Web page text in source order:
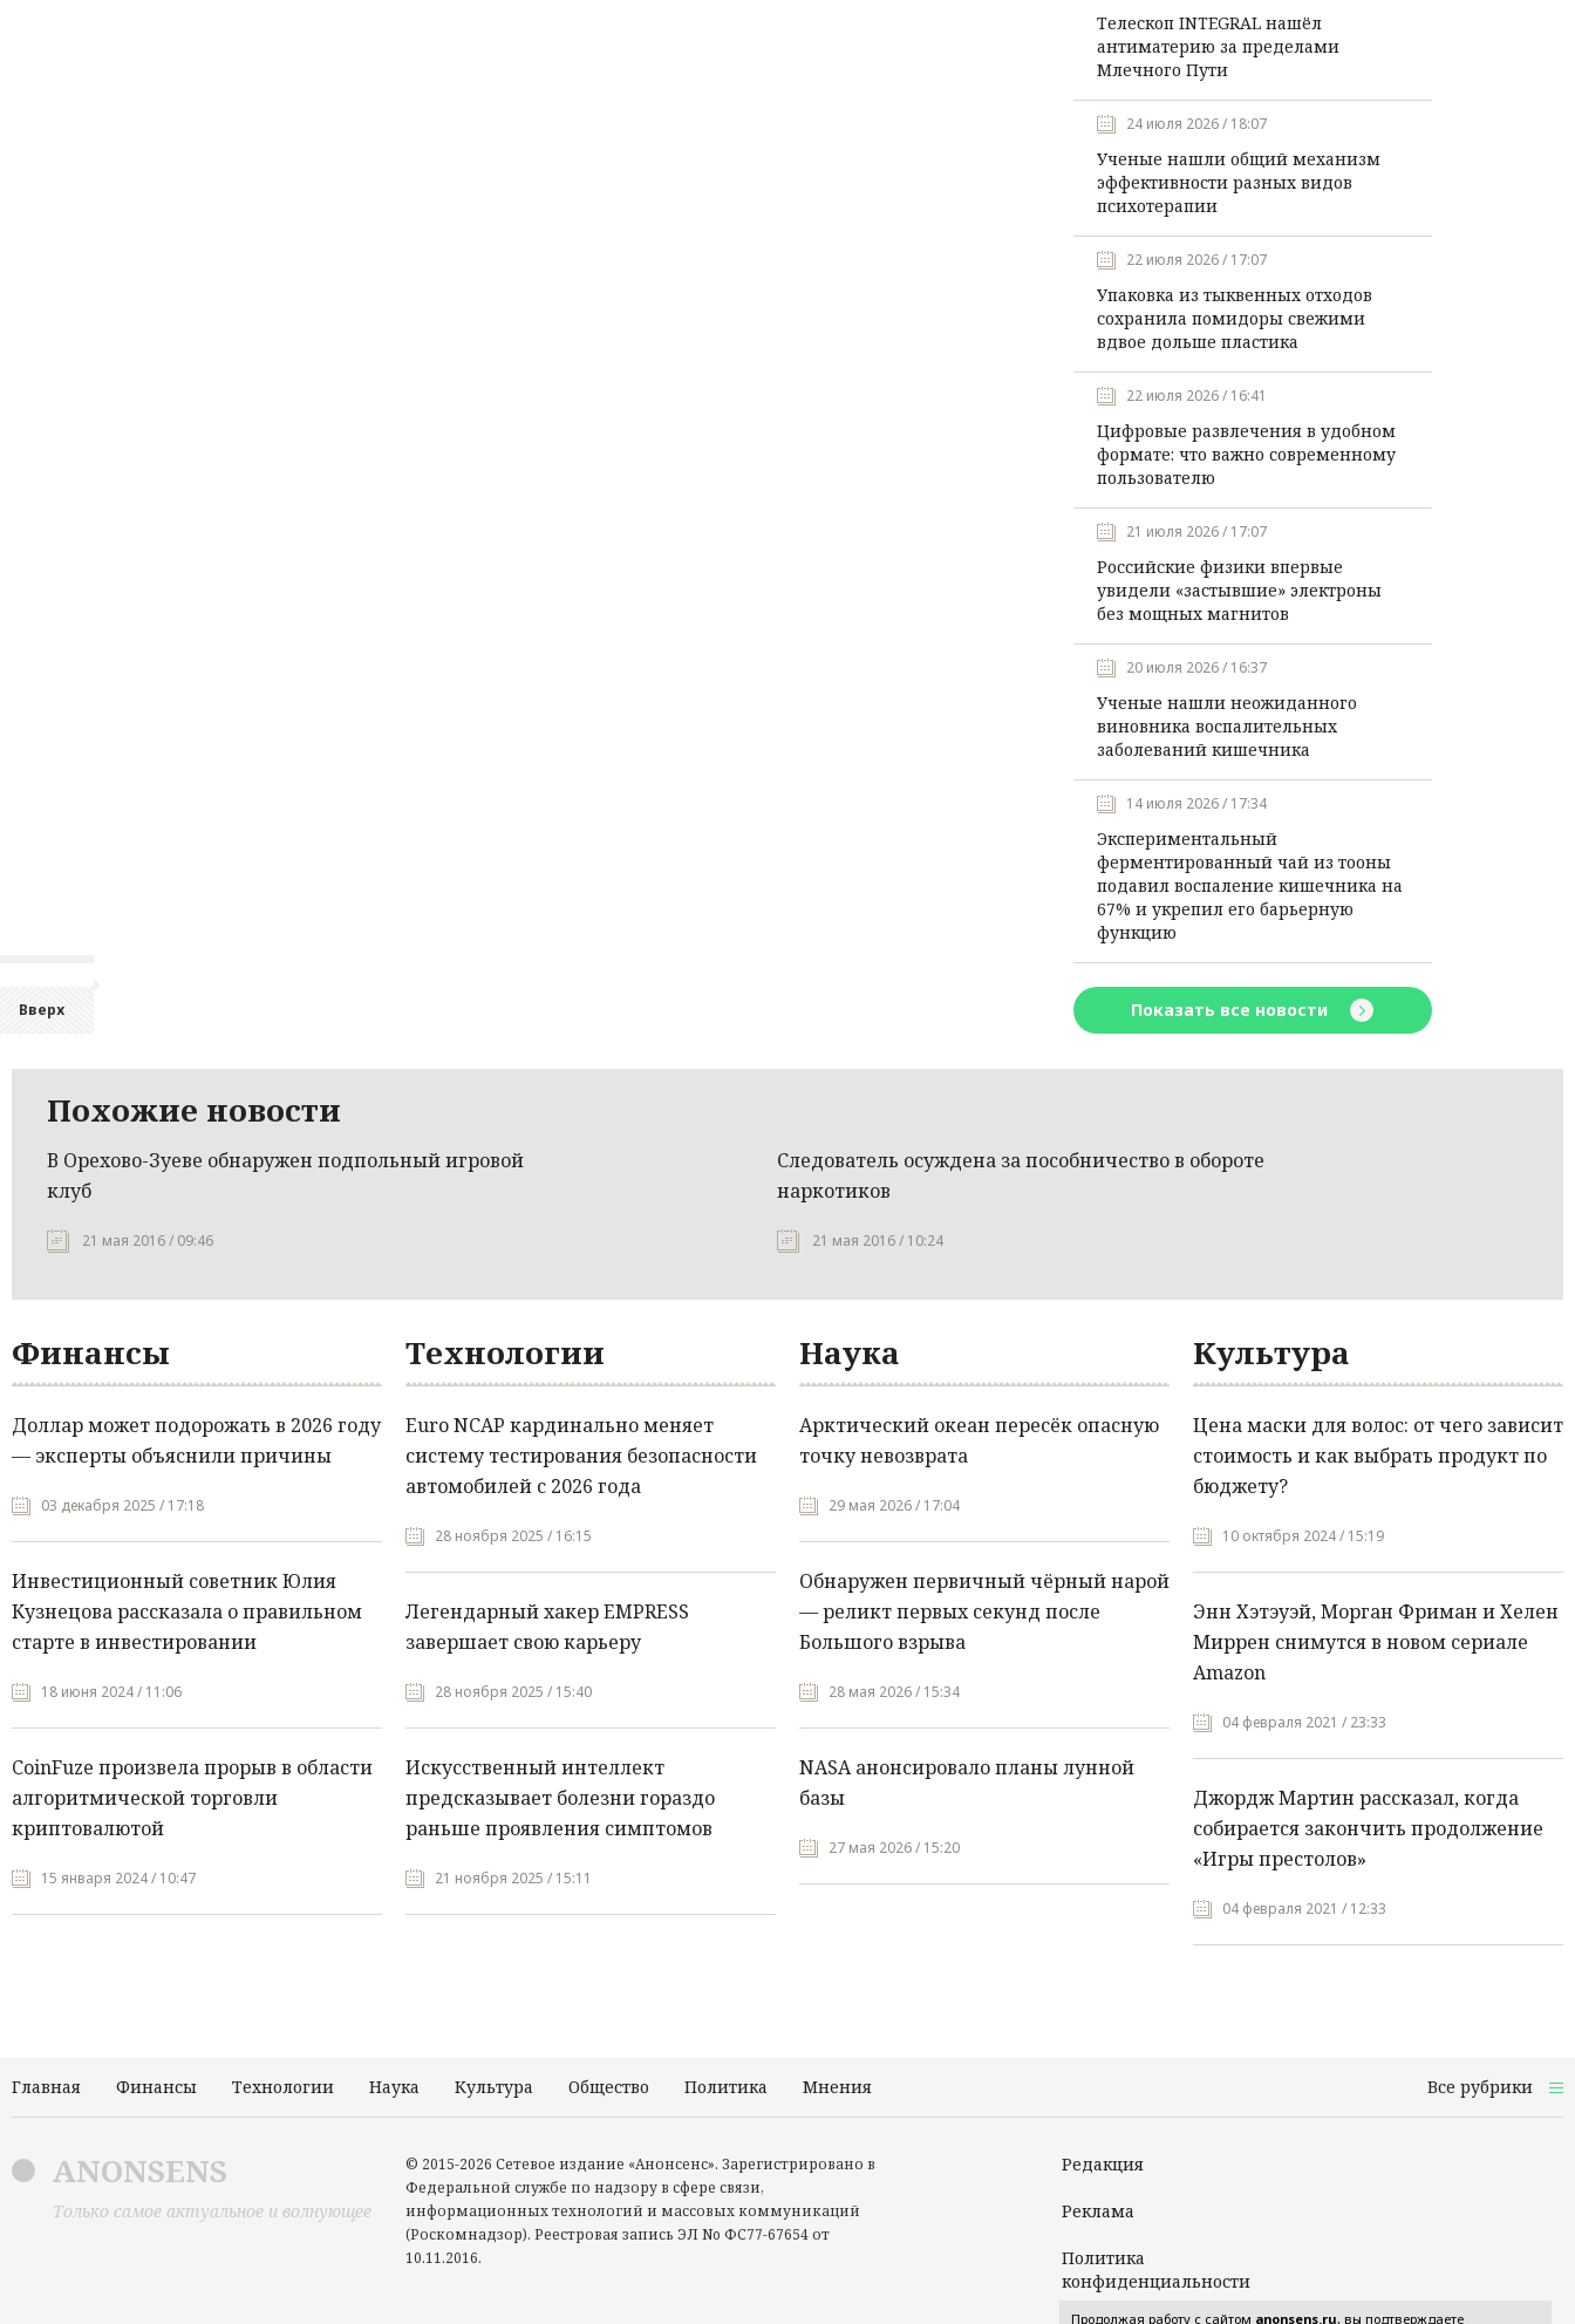
Вверх
Телескоп INTEGRAL нашёл
антиматерию за пределами
Млечного Пути
24 июля 2026 / 18:07
Ученые нашли общий механизм
эффективности разных видов
психотерапии
22 июля 2026 / 17:07
Упаковка из тыквенных отходов
сохранила помидоры свежими
вдвое дольше пластика
22 июля 2026 / 16:41
Цифровые развлечения в удобном
формате: что важно современному
пользователю
21 июля 2026 / 17:07
Российские физики впервые
увидели «застывшие» электроны
без мощных магнитов
20 июля 2026 / 16:37
Ученые нашли неожиданного
виновника воспалительных
заболеваний кишечника
14 июля 2026 / 17:34
Экспериментальный
ферментированный чай из тооны
подавил воспаление кишечника на
67% и укрепил его барьерную
функцию
Показать все новости
Похожие новости
В Орехово-Зуеве обнаружен подпольный игровой
клуб
21 мая 2016 / 09:46
Следователь осуждена за пособничество в обороте
наркотиков
21 мая 2016 / 10:24
Финансы
Доллар может подорожать в 2026 году
— эксперты объяснили причины
03 декабря 2025 / 17:18
Инвестиционный советник Юлия
Кузнецова рассказала о правильном
старте в инвестировании
18 июня 2024 / 11:06
CoinFuze произвела прорыв в области
алгоритмической торговли
криптовалютой
15 января 2024 / 10:47
Технологии
Euro NCAP кардинально меняет
систему тестирования безопасности
автомобилей с 2026 года
28 ноября 2025 / 16:15
Легендарный хакер EMPRESS
завершает свою карьеру
28 ноября 2025 / 15:40
Искусственный интеллект
предсказывает болезни гораздо
раньше проявления симптомов
21 ноября 2025 / 15:11
Наука
Арктический океан пересёк опасную
точку невозврата
29 мая 2026 / 17:04
Обнаружен первичный чёрный нарой
— реликт первых секунд после
Большого взрыва
28 мая 2026 / 15:34
NASA анонсировало планы лунной
базы
27 мая 2026 / 15:20
Культура
Цена маски для волос: от чего зависит
стоимость и как выбрать продукт по
бюджету?
10 октября 2024 / 15:19
Энн Хэтэуэй, Морган Фриман и Хелен
Миррен снимутся в новом сериале
Amazon
04 февраля 2021 / 23:33
Джордж Мартин рассказал, когда
собирается закончить продолжение
«Игры престолов»
04 февраля 2021 / 12:33
Главная Финансы Технологии Наука Культура Общество Политика Мнения Все рубрики
ANONSENS
Только самое актуальное и волнующее
© 2015-2026 Сетевое издание «Анонсенс». Зарегистрировано в
Федеральной службе по надзору в сфере связи,
информационных технологий и массовых коммуникаций
(Роскомнадзор). Реестровая запись ЭЛ No ФС77-67654 от
10.11.2016.
Редакция
Реклама
Политика
конфиденциальности
Продолжая работу с сайтом anonsens.ru, вы подтверждаете